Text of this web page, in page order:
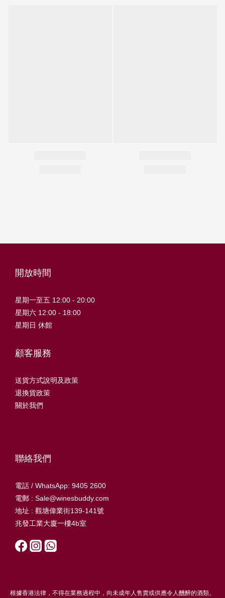
開放時間
星期一至五 12:00 - 20:00
星期六 12:00 - 18:00
星期日 休館
顧客服務
送貨方式說明及政策
退換貨政策
關於我們
聯絡我們
電話 / WhatsApp: 9405 2600
電郵 : Sale@winesbuddy.com
地址 : 觀塘偉業街139-141號
兆發工業大廈一樓4b室
根據香港法律，不得在業務過程中，向未成年人售賣或供應令人醺醉的酒類。